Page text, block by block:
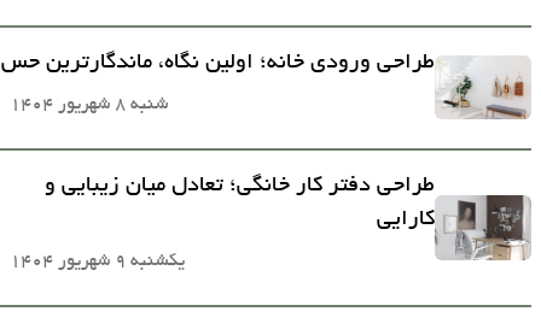
طراحی ورودی خانه؛ اولین نگاه، ماندگارترین حس
شنبه 8 شهریور 1404
طراحی دفتر کار خانگی؛ تعادل میان زیبایی و
کارایی
یکشنبه 9 شهریور 1404